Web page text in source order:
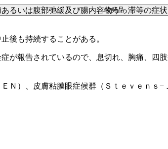
いは腹部弛緩及び腸内容物うっ滞等の症
後も持続することがある。
報告されているので、息切れ、胸痛、四
）、皮膚粘膜眼症候群（Ｓｔｅｖｅｎｓ−
後発品